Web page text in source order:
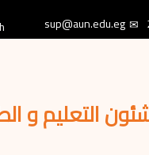
sup@aun.edu.eg
التعليم و